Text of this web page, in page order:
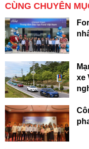
CÙNG CHUYÊN
xe